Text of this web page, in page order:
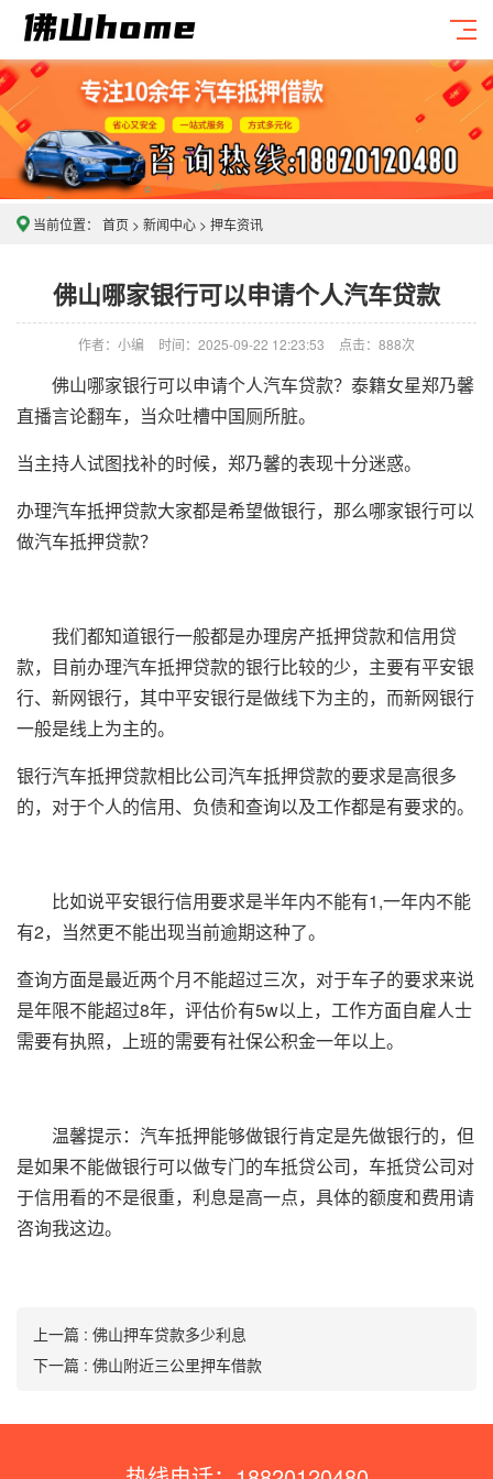
当前位置： 首页 > 新闻中心 > 押车资讯
佛山哪家银行可以申请个人汽车贷款
作者：小编 时间：2025-09-22 12:23:53 点击： 888次
佛山哪家银行可以申请个人汽车贷款？泰籍女星郑乃馨
直播言论翻车，当众吐槽中国厕所脏。
当主持人试图找补的时候，郑乃馨的表现十分迷惑。
办理汽车抵押贷款大家都是希望做银行，那么哪家银行可以
做汽车抵押贷款？
我们都知道银行一般都是办理房产抵押贷款和信用贷
款，目前办理汽车抵押贷款的银行比较的少，主要有平安银
行、新网银行，其中平安银行是做线下为主的，而新网银行
一般是线上为主的。
银行汽车抵押贷款相比公司汽车抵押贷款的要求是高很多
的，对于个人的信用、负债和查询以及工作都是有要求的。
比如说平安银行信用要求是半年内不能有1,一年内不能
有2，当然更不能出现当前逾期这种了。
查询方面是最近两个月不能超过三次，对于车子的要求来说
是年限不能超过8年，评估价有5w以上，工作方面自雇人士
需要有执照，上班的需要有社保公积金一年以上。
温馨提示：汽车抵押能够做银行肯定是先做银行的，但
是如果不能做银行可以做专门的车抵贷公司，车抵贷公司对
于信用看的不是很重，利息是高一点，具体的额度和费用请
咨询我这边。
上一篇 : 佛山押车贷款多少利息
下一篇 : 佛山附近三公里押车借款